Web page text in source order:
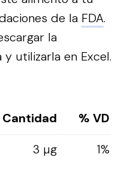
de la FDA.
la
utilizarla en Excel.
Cantidad
% VD
3 µg 1%